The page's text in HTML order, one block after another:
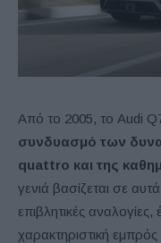
Από το 2005, το Audi
συνδυασμό των
quattro και της
γενιά βασίζεται σε
επιβλητικές
χαρακτηριστική